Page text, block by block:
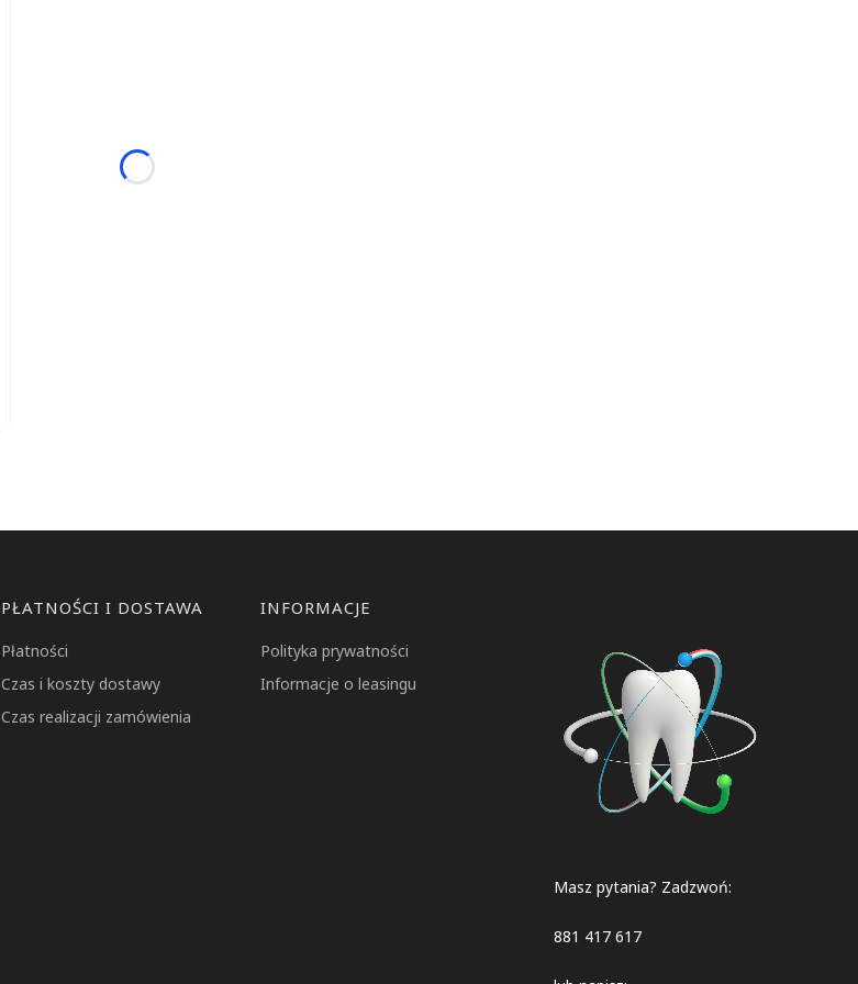
PŁATNOŚCI I DOSTAWA
Płatności
Czas i koszty dostawy
Czas realizacji zamówienia
INFORMACJE
Polityka prywatności
Informacje o leasingu
Masz pytania? Zadzwoń:
881 417 617